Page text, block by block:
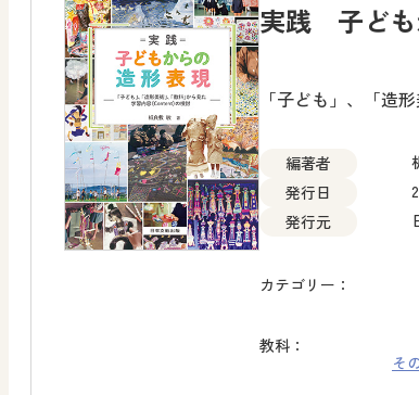
実践 子ども
「子ども」、「造
編著者
発行日
発行元
カテゴリー：
教科：
そ